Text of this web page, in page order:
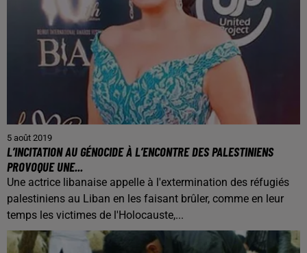
5 août 2019
L’INCITATION AU GÉNOCIDE À L’ENCONTRE DES PALESTINIENS
PROVOQUE UNE...
Une actrice libanaise appelle à l'extermination des réfugiés
palestiniens au Liban en les faisant brûler, comme en leur
temps les victimes de l'Holocauste,...